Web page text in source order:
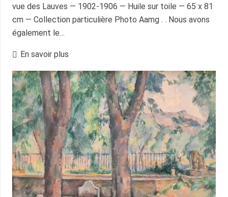
vue des Lauves — 1902-1906 — Huile sur toile — 65 x 81
cm — Collection particulière Photo Aamg . . Nous avons
également le…
En savoir plus